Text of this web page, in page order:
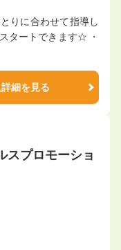
りに合わせて指導し
タートできます☆ ・
細を見る
スプロモーショ